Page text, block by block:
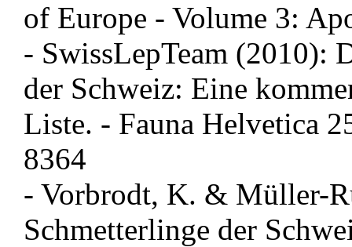
of Europe - Volume 3:
- SwissLepTeam (2010):
der Schweiz: Eine
Liste. - Fauna Helvetica
8364
- Vorbrodt, K. & Müller-
Schmetterlinge der